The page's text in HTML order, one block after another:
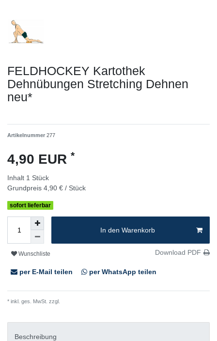
FELDHOCKEY Kartothek
Dehnübungen Stretching Dehnen
neu*
Artikelnummer 277
4,90 EUR *
Inhalt 1 Stück
Grundpreis 4,90 € / Stück
sofort lieferbar
In den Warenkorb
Wunschliste Download PDF
per E-Mail teilen per WhatsApp teilen
* inkl. ges. MwSt. zzgl.
Beschreibung